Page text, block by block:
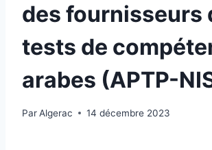
des fournisseurs
tests de
arabes (APTP-
ParAlgerac 14 décembre 2023